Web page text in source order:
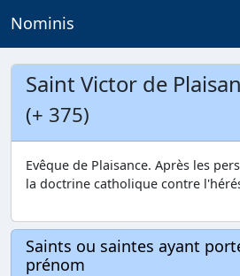
Nominis
Saint Victor de
(+ 375)
Evêque de Plaisance. Après les
la doctrine catholique contre
Saints ou saintes ayant
prénom